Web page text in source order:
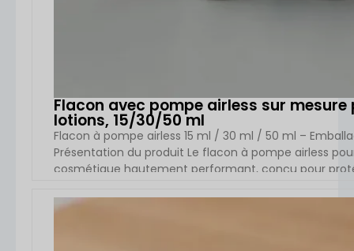
Flacon avec pompe airless sur
lotions, 15/30/50 ml
Flacon à pompe airless 15 ml / 30 ml / 50 ml –
Présentation du produit Le flacon à pompe airless
cosmétique hautement performant, conçu pour
fluide, hygiénique et contrôlée du produit […]